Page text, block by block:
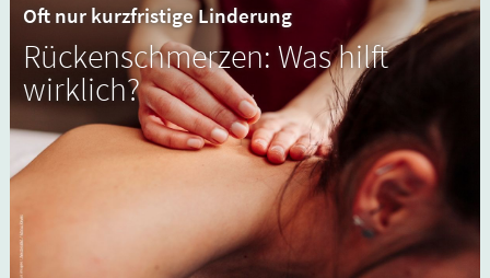
Oft nur kurzfristige Linderung
Rückenschmerzen: Was hilft
wirklich?